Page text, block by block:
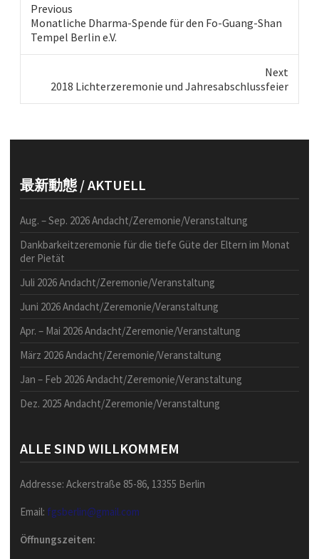
Previous
Previous
post:
Monatliche Dharma-Spende für den Fo-Guang-Shan
Tempel Berlin e.V.
Next
Next2018 Lichterzeremonie und Jahresabschlussfeier
最新動態 / AKTUELL
Aug. – Sep. 2026 Andacht/Zeremonie/Veranstaltung
Dankbarkeitzeremonie für die tiefe Güte der Eltern im Monat
der Pietät
Juli 2026 Andacht/Zeremonie/Veranstaltung
Juni 2026 Andacht/Zeremonie/Veranstaltung
Apr. – Mai 2026 Andacht/Zeremonie/Veranstaltung
März 2026 Andacht/Zeremonie/Veranstaltung
Jan – Feb 2026 Andacht/Zeremonie/Veranstaltung
Dez. 2025 Andacht/Zeremonie/Veranstaltung
ALLE SIND WILLKOMMEM
Addresse: Ackerstraße 85-86, 13355 Berlin
Email: fgsberlin@gmail.com
Öffnungszeiten: